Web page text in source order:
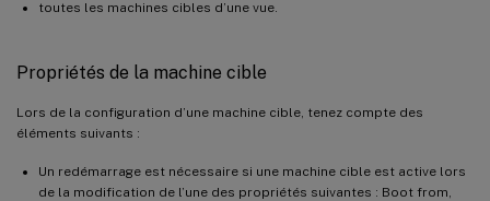
toutes les machines cibles d’une vue.
Propriétés de la machine cible
Lors de la configuration d’une machine cible, tenez compte des
éléments suivants :
Un redémarrage est nécessaire si une machine cible est active lors
de la modification de l’une des propriétés suivantes : Boot from,